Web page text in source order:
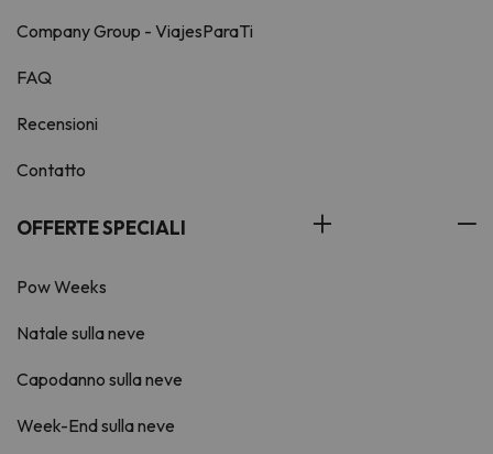
Company Group - ViajesParaTi
FAQ
Recensioni
Contatto
OFFERTE SPECIALI
Pow Weeks
Natale sulla neve
Capodanno sulla neve
Week-End sulla neve